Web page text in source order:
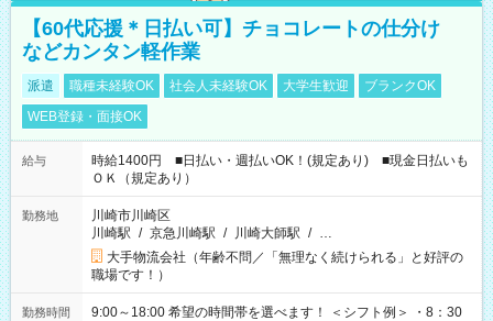
【60代応援＊日払い可】チョコレートの仕分け
などカンタン軽作業
派遣 職種未経験OK 社会人未経験OK 大学生歓迎
ブランクOK
WEB登録・面接OK
給与
時給1400円 ■日払い・週払いOK！(規定あり) ■現金日払いも
ＯＫ（規定あり）
勤務地
川崎市川崎区
川崎駅 / 京急川崎駅 / 川崎大師駅 / …
大手物流会社（年齢不問／「無理なく続けられる」と好評の
職場です！）
勤務時間
9:00～18:00 希望の時間帯を選べます！ ＜シフト例＞ ・8：30